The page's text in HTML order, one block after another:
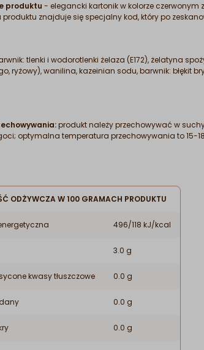
produktu - elegancki kartonik w kolorze czerwonym
znajduje się specjalny kod, który po
tlenki i wodorotlenki żelaza (E172), żelatyna
ryżowy), wanilina, kazeinian sodu, barwnik: błękit
produkt należy przechowywać w
optymalna temperatura przechowywania to
ODŻYWCZA W 100 GRAMACH PRODUKTU
496/118 kJ/kcal
3.0 g
kwasy tłuszczowe 0.0 g
0.0 g
0.0 g